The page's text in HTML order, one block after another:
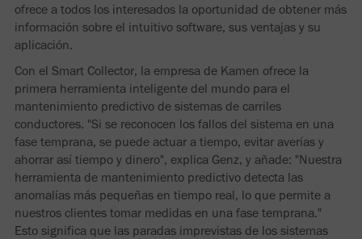
ofrece a todos los interesados la oportunidad de obtener más
información sobre el intuitivo software, sus ventajas y su
aplicación.
Con el Smart Collector, la empresa de Kamen ofrece la
primera herramienta inteligente del mundo para el
mantenimiento predictivo de sistemas de carriles
conductores. "Si se reconocen los fallos del sistema en una
fase temprana, se puede actuar a tiempo, evitar averías y
ahorrar así tiempo y dinero", explica Genz, y añade: "Nuestra
herramienta de mantenimiento predictivo detecta las
anomalías más pequeñas en tiempo real, lo que permite a
nuestros clientes tomar medidas en una fase temprana."
Esto significa que las paradas imprevistas de los sistemas